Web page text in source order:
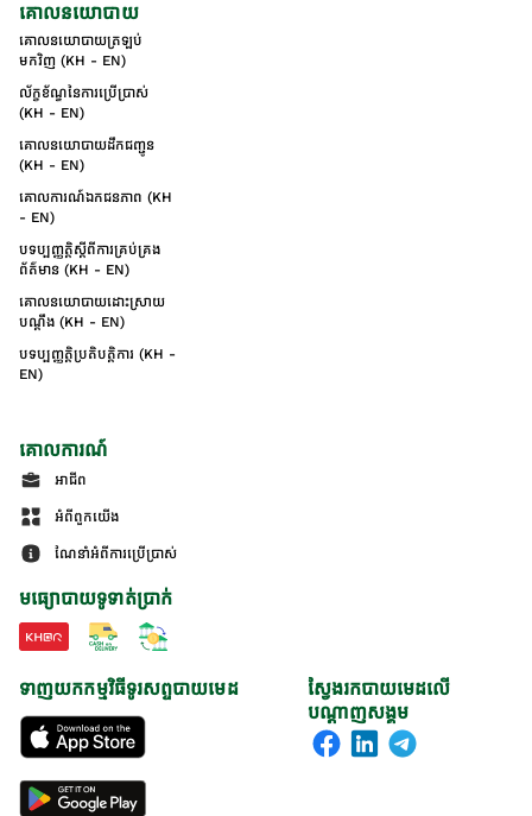
គោលនយោបាយ
គោលនយោបាយត្រឡប់
មកវិញ (KH - EN)
ល័ក្ខខ័ណ្ឌនៃការប្រើប្រាស់
(KH - EN)
គោលនយោបាយដឹកជញ្ជូន
(KH - EN)
គោលការណ៍ឯកជនភាព (KH
- EN)
បទប្បញ្ញត្តិស្តីពីការគ្រប់គ្រង
ព័ត៌មាន (KH - EN)
គោលនយោបាយដោះស្រាយ
បណ្ដឹង (KH - EN)
បទប្បញ្ញត្តិប្រតិបត្តិការ (KH -
EN)
គោលការណ៍
អាជីព
អំពីពួកយើង
ណែនាំអំពីការប្រើប្រាស់
មធ្យោបាយទូទាត់ប្រាក់
ស្វែងរកបាយមេដលើ
បណ្តាញសង្គម
ទាញយកកម្មវិធីទូរសព្ទបាយមេដ